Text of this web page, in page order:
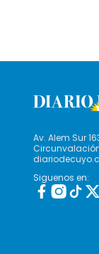
Av. Alem Sur
Siguenos en: